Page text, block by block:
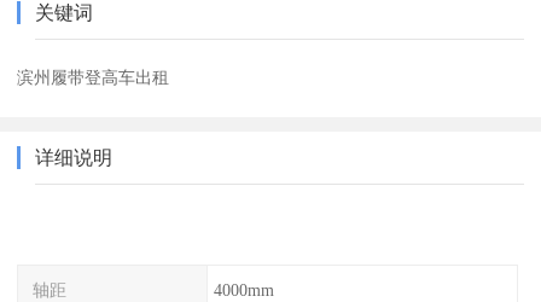
关键词
滨州履带登高车出租
详细说明
轴距 4000mm